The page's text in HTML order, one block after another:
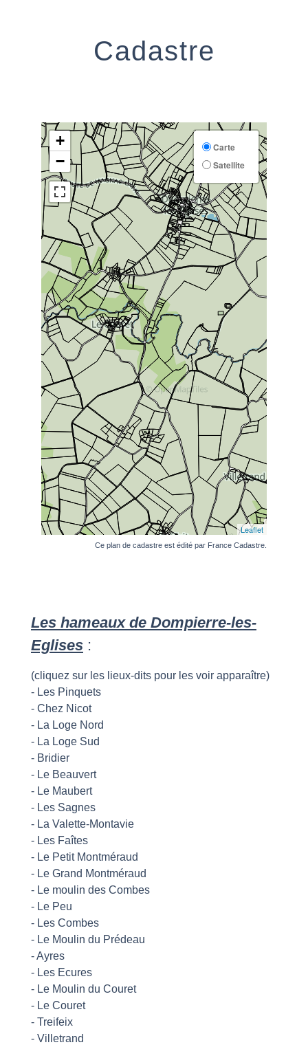
Cadastre
Ce plan de cadastre est édité par France Cadastre.
Les hameaux de Dompierre-les-
Eglises :
(cliquez sur les lieux-dits pour les voir apparaître)
- Les Pinquets
- Chez Nicot
- La Loge Nord
- La Loge Sud
- Bridier
- Le Beauvert
- Le Maubert
- Les Sagnes
- La Valette-Montavie
- Les Faîtes
- Le Petit Montméraud
- Le Grand Montméraud
- Le moulin des Combes
- Le Peu
- Les Combes
- Le Moulin du Prédeau
-Ayres
- Les Ecures
- Le Moulin du Couret
- Le Couret
- Treifeix
- Villetrand